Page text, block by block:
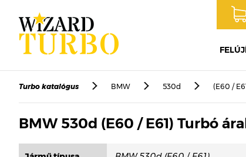
Turbo katalógus BMW 530d (E60 /
BMW 530d (E60 / E61) Turbó